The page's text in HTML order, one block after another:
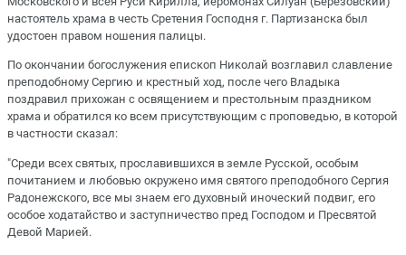
настоятель храма в честь Сретения Господня г. Партизанска был
удостоен правом ношения палицы.
По окончании богослужения епископ Николай возглавил славление
преподобному Сергию и крестный ход, после чего Владыка
поздравил прихожан с освящением и престольным праздником
храма и обратился ко всем присутствующим с проповедью, в которой
в частности сказал:
"Среди всех святых, прославившихся в земле Русской, особым
почитанием и любовью окружено имя святого преподобного Сергия
Радонежского, все мы знаем его духовный иноческий подвиг, его
особое ходатайство и заступничество пред Господом и Пресвятой
Девой Марией.